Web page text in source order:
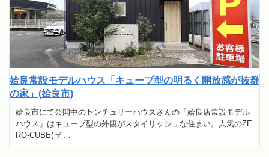
姶良常設モデルハウス「キューブ型の明るく開放感が抜群
の家」(姶良市)
姶良市にて公開中のセンチュリーハウスさんの「姶良店常設モデル
ハウス」はキューブ型の外観がスタイリッシュな住まい。人気のZE
RO-CUBE(ゼ ...